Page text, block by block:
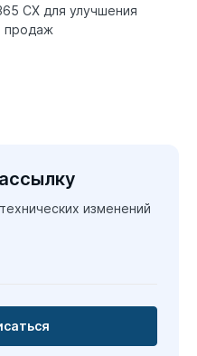
CX для улучшения
продаж
изменений